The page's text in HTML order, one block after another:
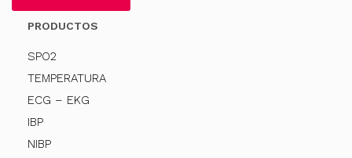
PRODUCTOS
SPO2
TEMPERATURA
ECG – EKG
IBP
NIBP